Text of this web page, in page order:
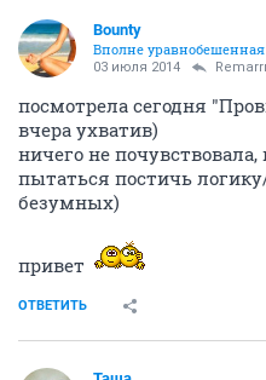
Вполне уравнобешенная
03 июля 2014
посмотрела сегодня
вчера ухватив)
ничего не
пытаться постичь
безумных)
ОТВЕТИТЬ